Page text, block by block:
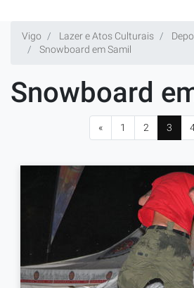
Vigo Lazer e Atos Culturais
Snowboard em Samil
Snowboard
« 1 2 3